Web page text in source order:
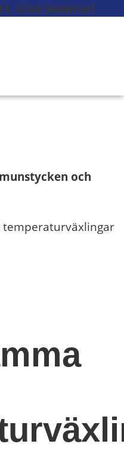
Glad Sommar!
och
temperaturväxlingar